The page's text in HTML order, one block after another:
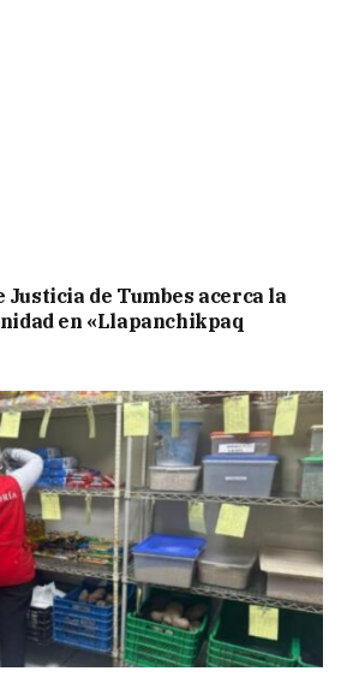
Justicia de Tumbes acerca la
en «Llapanchikpaq